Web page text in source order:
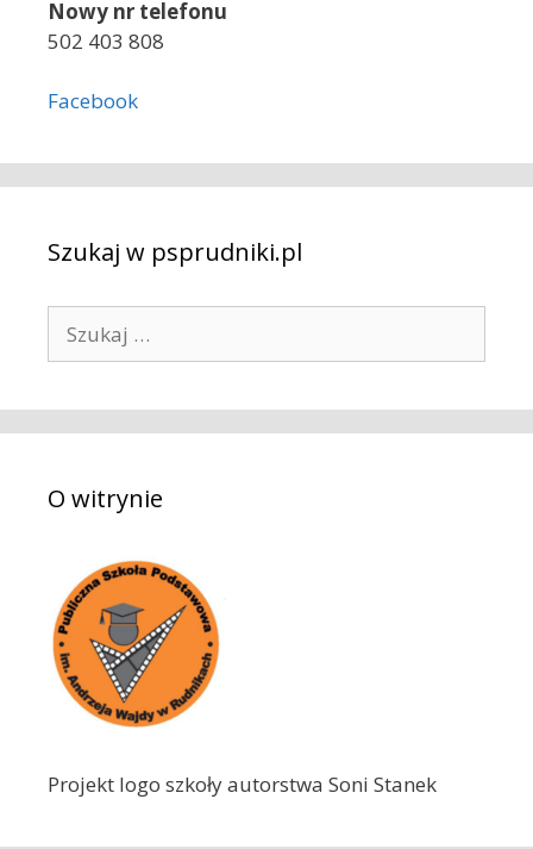
Nowy nr telefonu
502 403 808
Facebook
Szukaj w psprudniki.pl
k
a
:O witrynie
Projekt logo szkoły autorstwa Soni Stanek